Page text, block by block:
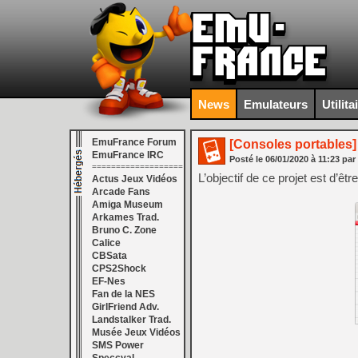
News Emulateurs
EmuFrance Forum
EmuFrance IRC
===================
Actus Jeux Vidéos
Arcade Fans
Amiga Museum
Arkames Trad.
Bruno C. Zone
Calice
CBSata
CPS2Shock
EF-Nes
Fan de la NES
GirlFriend Adv.
Landstalker Trad.
Musée Jeux Vidéos
SMS Power
[Consoles portables]
Posté le 06/01/2020 à 11:23 par
L’objectif de ce projet est